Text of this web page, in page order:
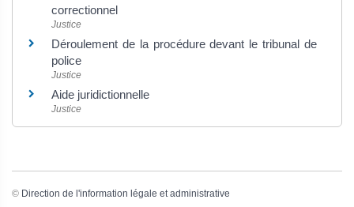
correctionnel
Justice
Déroulement de la procédure devant le tribunal de
police
Justice
Aide juridictionnelle
Justice
© Direction de l'information légale et administrative